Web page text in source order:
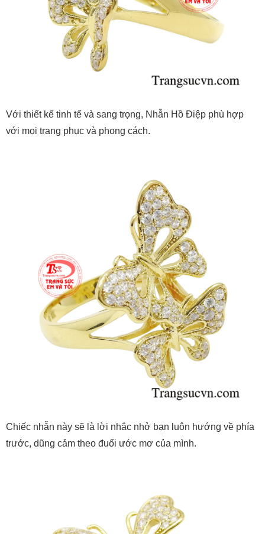
Với thiết kế tinh tế và sang trọng, Nhẫn Hồ Điệp phù hợp
với mọi trang phục và phong cách.
Chiếc nhẫn này sẽ là lời nhắc nhở bạn luôn hướng về phía
trước, dũng cảm theo đuổi ước mơ của mình.